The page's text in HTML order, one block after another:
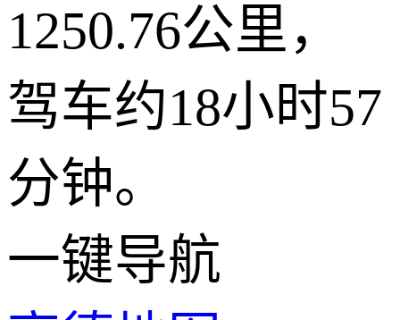
1250.76公里，
驾车约18小时57
分钟。
一键导航